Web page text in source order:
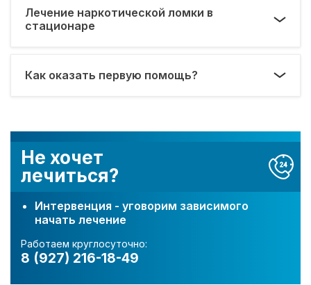
Не хочет
лечиться?
Интервенция - уговорим зависимого
начать лечение
Работаем круглосуточно:
8 (927) 216-18-49
Лечение наркотической ломки в
стационаре
Как оказать первую помощь?